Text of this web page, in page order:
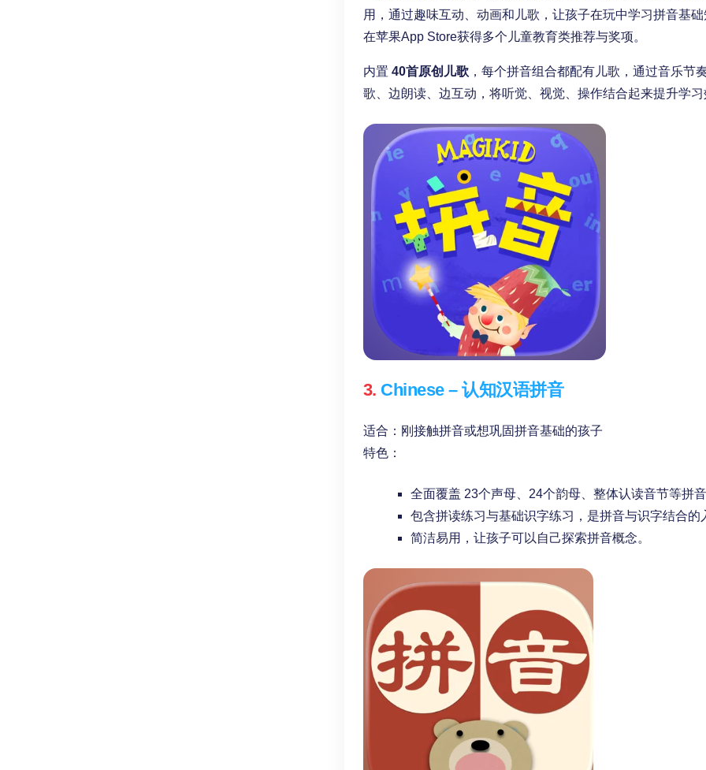
用，通过趣味互动、动画和儿歌，让孩子在玩中学习拼音基
在苹果App Store获得多个儿童教育类推荐与奖项。
内置 40首原创儿歌，每个拼音组合都配有儿歌，通过音乐节
歌、边朗读、边互动，将听觉、视觉、操作结合起来提升学习
3. Chinese – 认知汉语拼音
适合：刚接触拼音或想巩固拼音基础的孩子
特色：
全面覆盖 23个声母、24个韵母、整体认读音节等拼音
包含拼读练习与基础识字练习，是拼音与识字结合的
简洁易用，让孩子可以自己探索拼音概念。